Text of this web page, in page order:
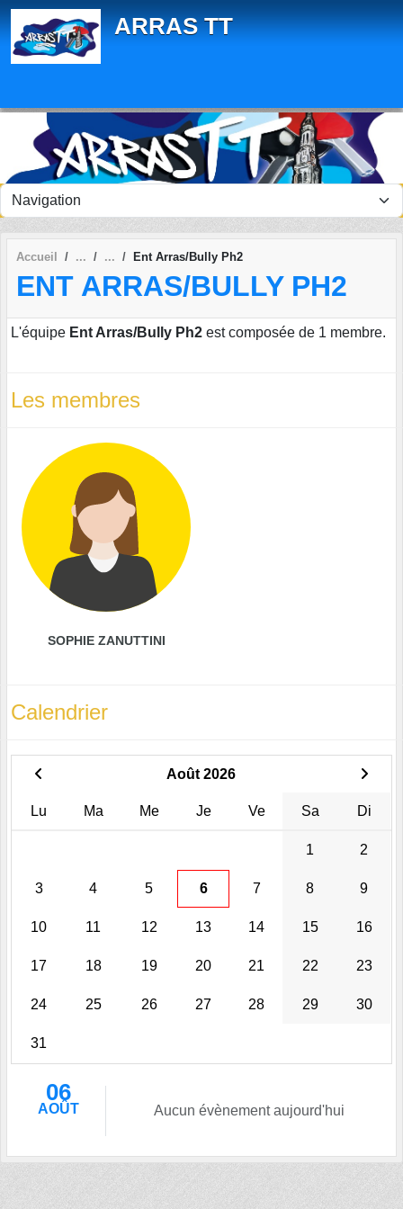
ARRAS TT
Accueil Ent Arras/Bully Ph2
ENT ARRAS/BULLY PH2
L'équipe Ent Arras/Bully Ph2 est composée de 1 membre.
Les membres
SOPHIE ZANUTTINI
Calendrier
Août 2026
Lu Ma Me Je Ve Sa Di
1 2
3 4 5 6 7 8 9
10 11 12 13 14 15 16
17 18 19 20 21 22 23
24 25 26 27 28 29 30
31
06
AOÛT Aucun évènement aujourd'hui
Panneau de gestion des cookies